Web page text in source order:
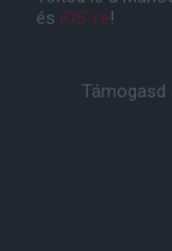
és iOS-re!
Támogasd